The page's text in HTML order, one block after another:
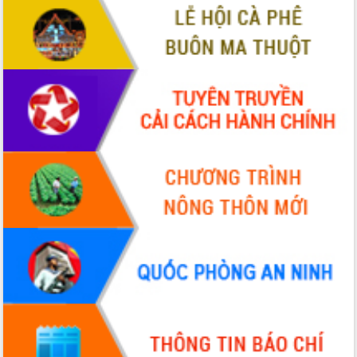
ứng để giữ vững thị trường xuất khẩu
Diễn đàn Kinh tế tư nhân Việt Nam đột
phá cơ chế - Hợp tác công tư
Đề án 06 tạo bước ngoặt đột phá trong
cải cách hành chính tỉnh Đắk Lắk
Kết nối tour, đẩy mạnh chuyển đổi số
để phát triển du lịch Đắk Lắk
Khởi động Dự án Đầu tư xây dựng hạ
tầng kỹ thuật Cụm công nghiệp Tân
Gặp mặt các cơ quan báo chí nhân Kỷ
niệm 101 năm Ngày Báo chí Cách
mạng Việt Nam
Đắk Lắk sơ kết 4 năm triển khai thực
hiện Đề án 06 của Chính phủ
Họp báo thông tin về Hội nghị Công bố
Quy hoạch và Xúc tiến đầu tư tỉnh Đắk
Lắk
Khơi thông điểm nghẽn, đẩy nhanh
giải ngân vốn khắc phục thiên tai